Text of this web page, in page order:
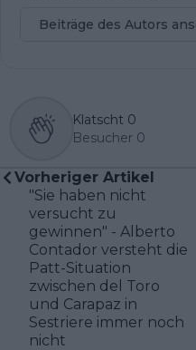
Beiträge des Autors
Klatscht 0
Besucher 0
Vorheriger Artikel
"Sie haben nicht
versucht zu
gewinnen" - Alberto
Contador versteht die
Patt-Situation
zwischen del Toro
und Carapaz in
Sestriere immer noch
nicht